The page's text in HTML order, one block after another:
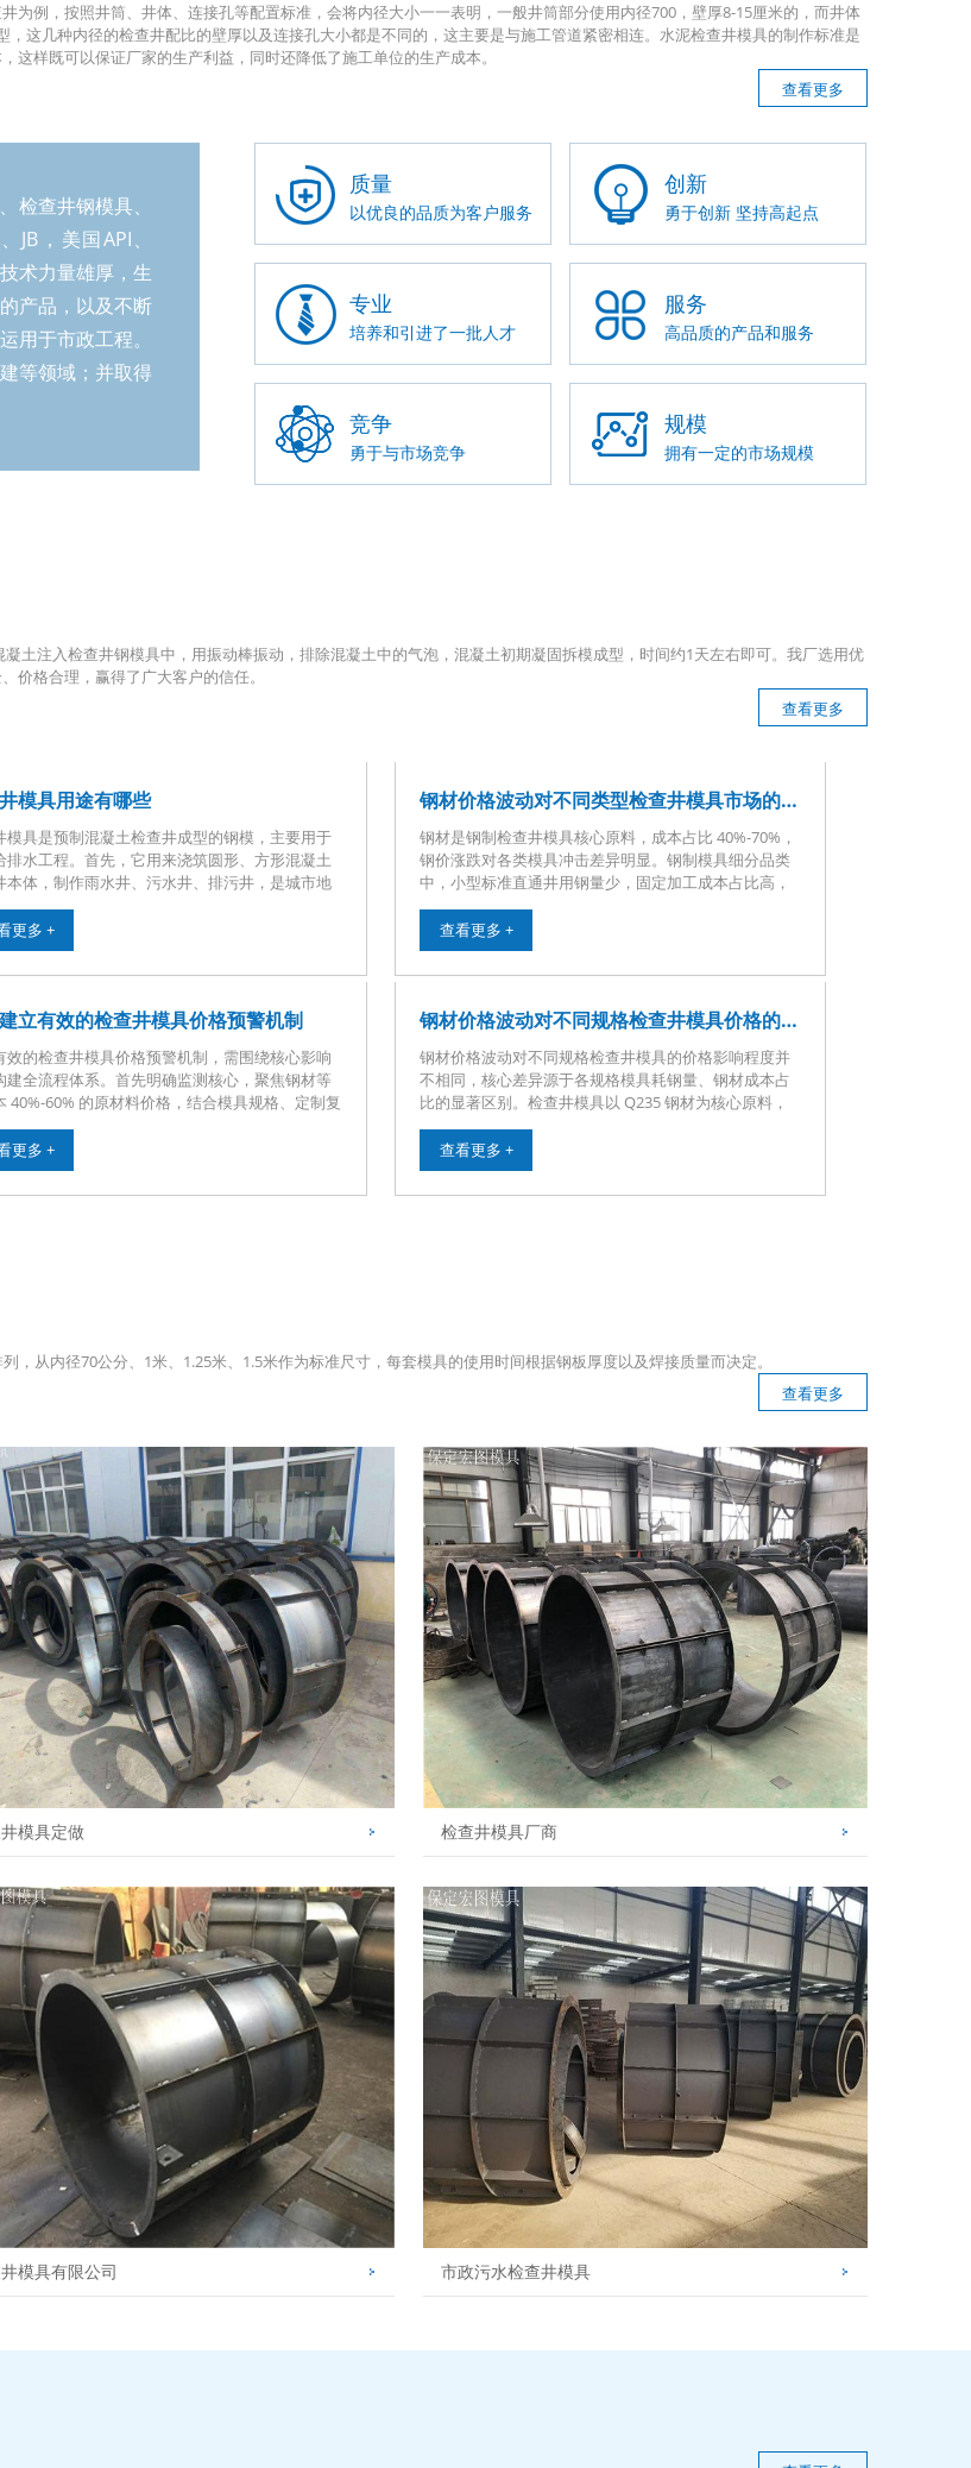
、Φ100cm
厚10cm，
的水泥检
制检查井钢模具内模喷一层柴油或脱模
剂，为了脱模方便，然后将搅拌好的水
泥倒入预制检查井钢模具中，用振动棒
组成，拆卸简单快捷。污水检查井钢模
具生产的水泥污水检查井用于地下排雨
水、污水的用途。污水检查井钢模具操
作流程：1、污水检查井钢模具安装前需
例，按照井筒、井体、连接孔等配置标准，会将内径大小一一表明，一般井筒部分使用内径700，壁厚8-15厘米的，而井体
这几种内径的检查井配比的壁厚以及连接孔大小都是不同的，这主要是与施工管道紧密相连。水泥检查井模具的制作标准是
样既可以保证厂家的生产利益，同时还降低了施工单位的生产成本。
查看更多
检查井钢模具、
，美国API、
术力量雄厚，生
产品，以及不断
用于市政工程。
等领域；并取得
质量
以优良的品质为客户服务
创新
勇于创新 坚持高起点
专业
培养和引进了一批人才
服务
高品质的产品和服务
竞争
勇于与市场竞争
规模
拥有一定的市场规模
土注入检查井钢模具中，用振动棒振动，排除混凝土中的气泡，混凝土初期凝固拆模成型，时间约1天左右即可。我厂选用优
价格合理，赢得了广大客户的信任。
查看更多
模具用途有哪些
模具是预制混凝土检查井成型的钢模，主要用于
排水工程。首先，它用来浇筑圆形、方形混凝土
本体，制作雨水井、污水井、排污井，是城市地
建设的核心模具。其次，模具可生产井体、井
筒、收口、井圈等分段构件，工厂预制生产效率
品尺寸规整，能够直接运到施工现场拼装，大幅
工工期，减少现场浇筑带来的污染。同时，该模
排涝等
更多 +
钢材价格波动对不同类型检查井模具市场的影响有哪些
钢材是钢制检查井模具核心原料，成本占比 40%-70%，
钢价涨跌对各类模具冲击差异明显。钢制模具细分品类
中，小型标准直通井用钢量少，固定加工成本占比高，
钢价波动带来的售价浮动较小；大口径、方形、多通异
形模具加厚钢板与加固筋用料大，钢材成本主导定价，
钢价上涨时出厂价涨幅可达 10%-30%，订单收缩幅度更
显著。钢价走高阶段，中小模具厂无长期锁价渠道，利
强。塑料、玻璃钢�
查看更多 +
立有效的检查井模具价格预警机制
效的检查井模具价格预警机制，需围绕核心影响
建全流程体系。首先明确监测核心，聚焦钢材等
40%-60% 的原材料价格，结合模具规格、定制复
采购量级等关键变量，通过行业协会、大宗商品
供应商直联等多渠道收集数据。设定分级预警标
考价格波动幅度：单次波动 5%-10% 为三级预
20% 为二级预警，超 20% 或连续三月累计超
更多 +
钢材价格波动对不同规格检查井模具价格的影响程度相同吗
钢材价格波动对不同规格检查井模具的价格影响程度并
不相同，核心差异源于各规格模具耗钢量、钢材成本占
比的显著区别。检查井模具以 Q235 钢材为核心原料，
钢材成本占总成本 40%—60%，规格越大，钢板厚度、
加强筋、整体框架用钢量成倍增加，钢材成本权重更
高，受钢价涨跌冲击更明显。小型检查井模具（直径
700-1000mm）单套用钢仅 80-150kg，人工、加工、运
查看更多 +
从内径70公分、1米、1.25米、1.5米作为标准尺寸，每套模具的使用时间根据钢板厚度以及焊接质量而决定。
查看更多
模具定做 检查井模具厂商
模具有限公司 市政污水检查井模具